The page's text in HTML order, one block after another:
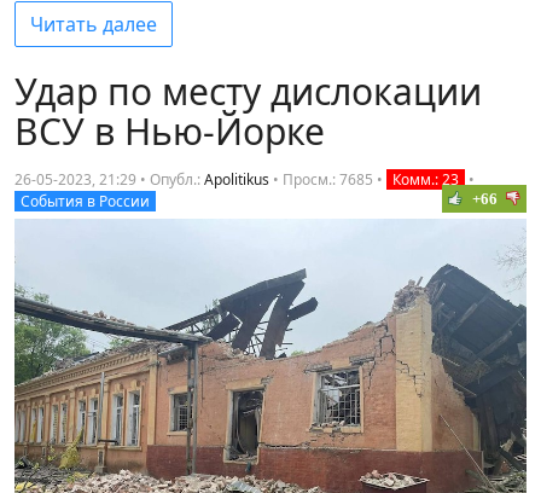
Читать далее
Удар по месту дислокации
ВСУ в Нью-Йорке
26-05-2023, 21:29 • Опубл.:Apolitikus • Просм.: 7685 • Комм.: 23 •
События в России
+66